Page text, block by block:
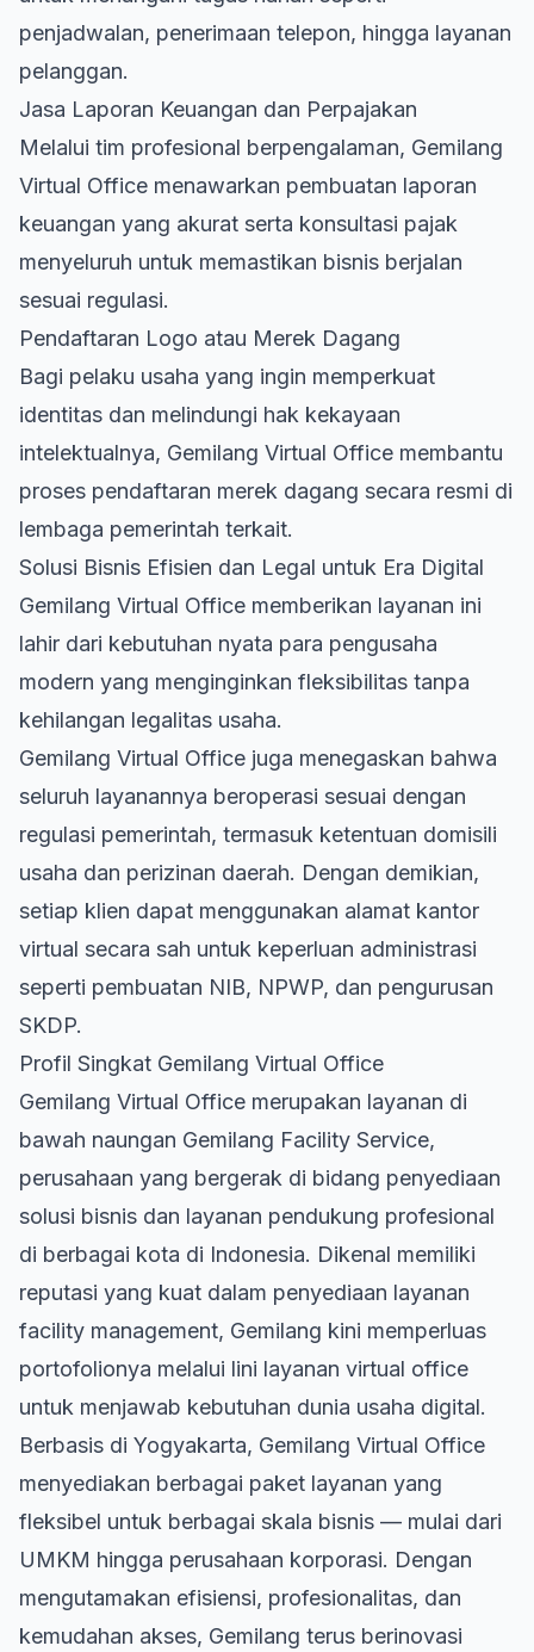
penjadwalan, penerimaan telepon, hingga layanan
pelanggan.
Jasa Laporan Keuangan dan Perpajakan
Melalui tim profesional berpengalaman, Gemilang
Virtual Office menawarkan pembuatan laporan
keuangan yang akurat serta konsultasi pajak
menyeluruh untuk memastikan bisnis berjalan
sesuai regulasi.
Pendaftaran Logo atau Merek Dagang
Bagi pelaku usaha yang ingin memperkuat
identitas dan melindungi hak kekayaan
intelektualnya, Gemilang Virtual Office membantu
proses pendaftaran merek dagang secara resmi di
lembaga pemerintah terkait.
Solusi Bisnis Efisien dan Legal untuk Era Digital
Gemilang Virtual Office memberikan layanan ini
lahir dari kebutuhan nyata para pengusaha
modern yang menginginkan fleksibilitas tanpa
kehilangan legalitas usaha.
Gemilang Virtual Office juga menegaskan bahwa
seluruh layanannya beroperasi sesuai dengan
regulasi pemerintah, termasuk ketentuan domisili
usaha dan perizinan daerah. Dengan demikian,
setiap klien dapat menggunakan alamat kantor
virtual secara sah untuk keperluan administrasi
seperti pembuatan NIB, NPWP, dan pengurusan
SKDP.
Profil Singkat Gemilang Virtual Office
Gemilang Virtual Office merupakan layanan di
bawah naungan Gemilang Facility Service,
perusahaan yang bergerak di bidang penyediaan
solusi bisnis dan layanan pendukung profesional
di berbagai kota di Indonesia. Dikenal memiliki
reputasi yang kuat dalam penyediaan layanan
facility management, Gemilang kini memperluas
portofolionya melalui lini layanan virtual office
untuk menjawab kebutuhan dunia usaha digital.
Berbasis di Yogyakarta, Gemilang Virtual Office
menyediakan berbagai paket layanan yang
fleksibel untuk berbagai skala bisnis — mulai dari
UMKM hingga perusahaan korporasi. Dengan
mengutamakan efisiensi, profesionalitas, dan
kemudahan akses, Gemilang terus berinovasi